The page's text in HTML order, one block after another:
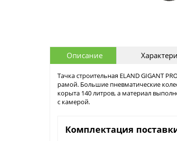
Описание
Тачка строительная ELAND GIGANT
рамой. Большие пневматические
корыта 140 литров, а материал
с камерой.
Комплектация